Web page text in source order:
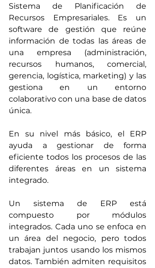
Sistema de Planificación de
Recursos Empresariales. Es un
software de gestión que reúne
información de todas las áreas de
una empresa (administración,
recursos humanos, comercial,
gerencia, logística, marketing) y las
gestiona en un entorno
colaborativo con una base de datos
única.
En su nivel más básico, el ERP
ayuda a gestionar de forma
eficiente todos los procesos de las
diferentes áreas en un sistema
integrado.
Un sistema de ERP está
compuesto por módulos
integrados. Cada uno se enfoca en
un área del negocio, pero todos
trabajan juntos usando los mismos
datos. También admiten requisitos